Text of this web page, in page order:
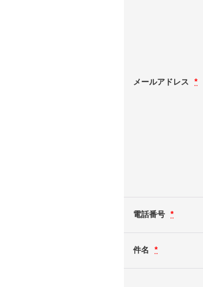
メールアドレス *
電話番号 *
件名 *